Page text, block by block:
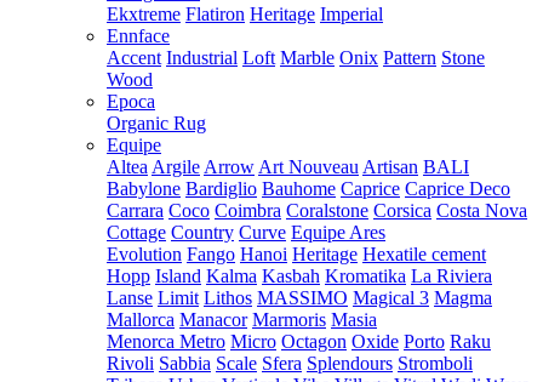
Ekxtreme Flatiron Heritage Imperial
Ennface
Accent Industrial Loft Marble Onix Pattern Stone
Wood
Epoca
Organic Rug
Equipe
Altea Argile Arrow Art Nouveau Artisan BALI
Babylone Bardiglio Bauhome Caprice Caprice Deco
Carrara Coco Coimbra Coralstone Corsica Costa Nova
Cottage Country Curve Equipe Ares
Evolution Fango Hanoi Heritage Hexatile cement
Hopp Island Kalma Kasbah Kromatika La Riviera
Lanse Limit Lithos MASSIMO Magical 3 Magma
Mallorca Manacor Marmoris Masia
Menorca Metro Micro Octagon Oxide Porto Raku
Rivoli Sabbia Scale Sfera Splendours Stromboli